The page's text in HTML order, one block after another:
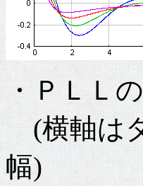
・ＰＬＬ
(横軸は
幅)